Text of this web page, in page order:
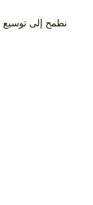
نطمح إلى توسيع